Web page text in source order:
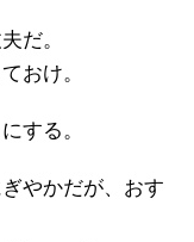
だ。
おけ。
する。
やかだが、おす